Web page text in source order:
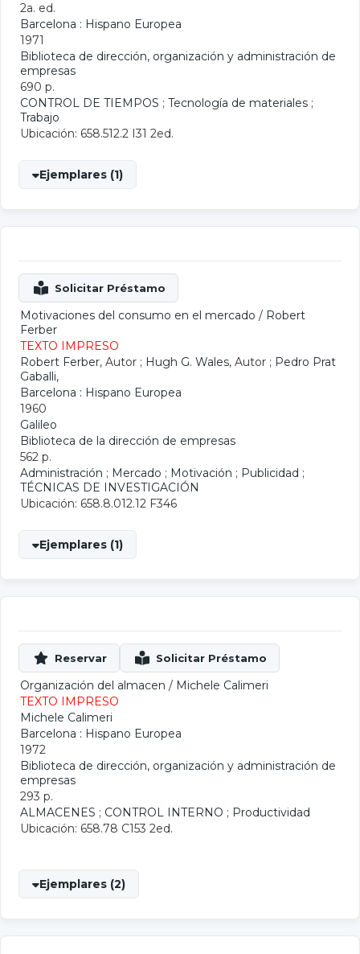
2a. ed.
Barcelona : Hispano Europea
1971
Biblioteca de dirección, organización y administración de
empresas
690 p.
CONTROL DE TIEMPOS ; Tecnología de materiales ;
Trabajo
Ubicación: 658.512.2 I31 2ed.
Ejemplares (1)
Motivaciones del consumo en el mercado / Robert
Ferber
TEXTO IMPRESO
Robert Ferber, Autor ; Hugh G. Wales, Autor ; Pedro Prat
Gaballi,
Barcelona : Hispano Europea
1960
Galileo
Biblioteca de la dirección de empresas
562 p.
Administración ; Mercado ; Motivación ; Publicidad ;
TÉCNICAS DE INVESTIGACIÓN
Ubicación: 658.8.012.12 F346
Ejemplares (1)
Organización del almacen / Michele Calimeri
TEXTO IMPRESO
Michele Calimeri
Barcelona : Hispano Europea
1972
Biblioteca de dirección, organización y administración de
empresas
293 p.
ALMACENES ; CONTROL INTERNO ; Productividad
Ubicación: 658.78 C153 2ed.
Ejemplares (2)